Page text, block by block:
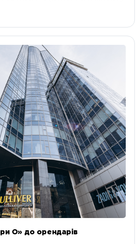
О» до орендарів